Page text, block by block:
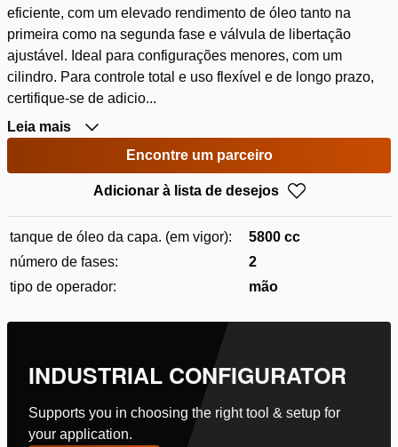
eficiente, com um elevado rendimento de óleo tanto na
primeira como na segunda fase e válvula de libertação
ajustável. Ideal para configurações menores, com um
cilindro. Para controle total e uso flexível e de longo prazo,
certifique-se de adicio...
Leia mais
Encontre um parceiro
Adicionar à lista de desejos
tanque de óleo da capa. (em vigor):
5800 cc
número de fases:
2
tipo de operador:
mão
INDUSTRIAL CONFIGURATOR
Supports you in choosing the right tool & setup for
your application.